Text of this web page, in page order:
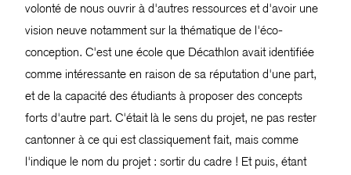
volonté de nous ouvrir à d'autres ressources et d'avoir une
vision neuve notamment sur la thématique de l'éco-
conception. C'est une école que Décathlon avait identifiée
comme intéressante en raison de sa réputation d'une part,
et de la capacité des étudiants à proposer des concepts
forts d'autre part. C'était là le sens du projet, ne pas rester
cantonner à ce qui est classiquement fait, mais comme
l'indique le nom du projet : sortir du cadre ! Et puis, étant